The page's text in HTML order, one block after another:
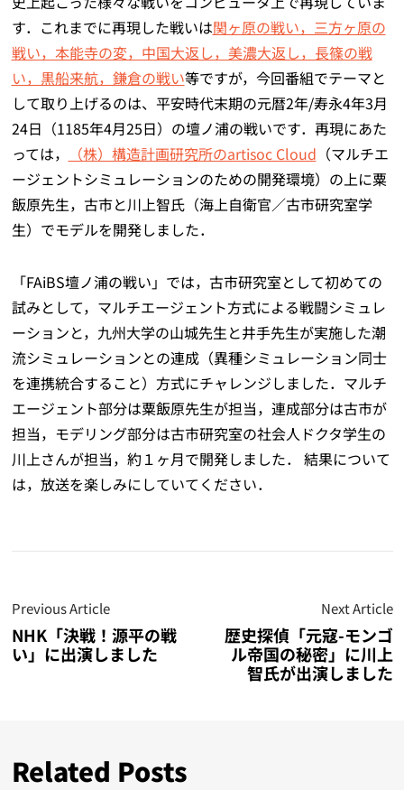
す．これまでに再現した戦いは関ヶ原の戦い，三方ヶ原の
戦い，本能寺の変，中国大返し，美濃大返し，長篠の戦
い，黒船来航，鎌倉の戦い等ですが，今回番組でテーマと
して取り上げるのは、平安時代末期の元暦2年/寿永4年3月
24日（1185年4月25日）の壇ノ浦の戦いです．再現にあた
っては，
（株）構造計画研究所のartisoc Cloud （マルチエ
ージェントシミュレーションのための開発環境）の上に粟
飯原先生，古市と川上智氏（海上自衛官／古市研究室学
生）でモデルを開発しました．
「FAiBS壇ノ浦の戦い」では，古市研究室として初めての
試みとして，マルチエージェント方式による戦闘シミュレ
ーションと，九州大学の山城先生と井手先生が実施した潮
流シミュレーションとの連成（異種シミュレーション同士
を連携統合すること）方式にチャレンジしました．マルチ
エージェント部分は粟飯原先生が担当，連成部分は古市が
担当，モデリング部分は古市研究室の社会人ドクタ学生の
川上さんが担当，約１ヶ月で開発しました． 結果について
は，放送を楽しみにしていてください．
Previous Article
NHK「決戦！源平の戦
い」に出演しました
Next Article
歴史探偵「元寇-モンゴ
ル帝国の秘密」に川上
智氏が出演しました
Related Posts